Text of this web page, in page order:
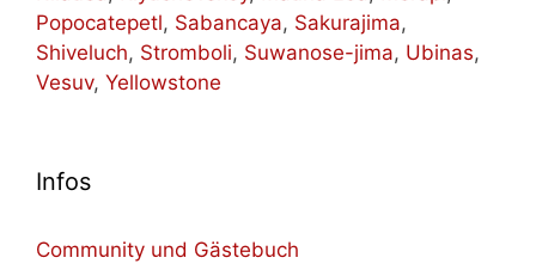
Popocatepetl, Sabancaya, Sakurajima,
Shiveluch, Stromboli, Suwanose-jima, Ubinas,
Vesuv, Yellowstone
Infos
Community und Gästebuch